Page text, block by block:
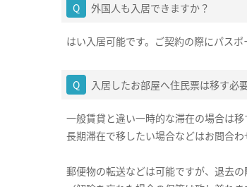
外国人も入居できますか？
はい入居可能です。ご契約の際にパス
入居したお部屋へ住民票は移す必
一般賃貸と違い一時的な滞在の場合は移
長期滞在で移したい場合などはお問合わ
郵便物の転送などは可能ですが、退去